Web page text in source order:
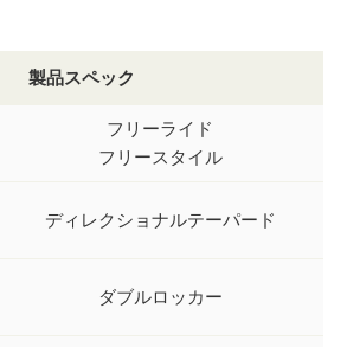
製品スペック
フリーライド
フリースタイル
ディレクショナルテーパード
ダブルロッカー